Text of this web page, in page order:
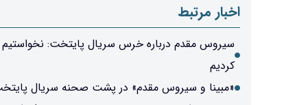
اخبار مرتبط
سیروس مقدم درباره خرس سریال پایتخت:
کردیم
«مبینا و سیروس مقدم» در پشت صحنه سریال